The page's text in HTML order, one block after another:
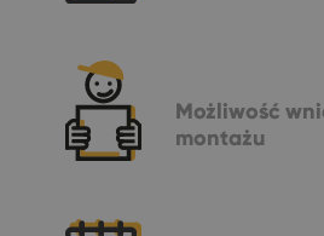
Możliwość
montażu